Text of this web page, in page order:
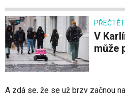
V Karlíně vám hamburger
může
A zdá se, že se už brzy začnou